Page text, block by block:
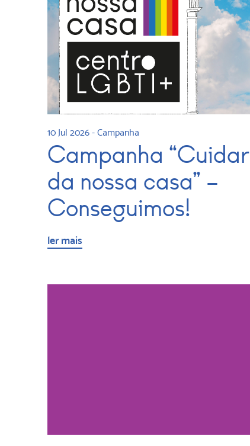
10 Jul 2026 -Campanha
Campanha “Cuidar
da nossa casa” –
Conseguimos!
ler mais